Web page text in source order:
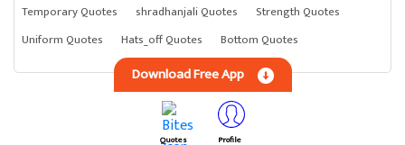
Temporary Quotes
shradhanjali Quotes
Strength Quotes
Uniform Quotes
Hats_off Quotes Bottom Quotes
Download Free App
Quotes Profile